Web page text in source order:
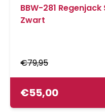
BBW-281
Zwart
€79,95
€55,00